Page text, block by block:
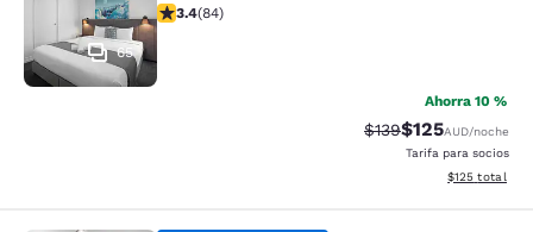
65
calificación de 3.4 estrellas. Bueno. 84 reseñas
3.4(84)
Ahorra 10 %
Precio tachado:
$139Precio con
$125AUD/noche
Tarifa para socios
Ver detalles
$125 total